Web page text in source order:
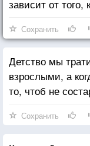
зависит от того,
Сохранить
Детство мы
взрослыми, а
то, чтоб не
Сохранить